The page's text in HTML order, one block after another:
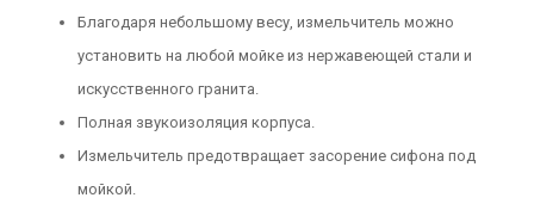
Благодаря небольшому весу, измельчитель можно
установить на любой мойке из нержавеющей стали и
искусственного гранита.
Полная звукоизоляция корпуса.
Измельчитель предотвращает засорение сифона под
мойкой.